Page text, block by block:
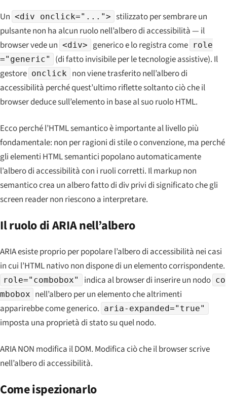
Un <div onclick="..."> stilizzato per sembrare un
pulsante non ha alcun ruolo nell’albero di accessibilità — il
browser vede un <div> generico e lo registra come role
="generic"
(di fatto invisibile per le tecnologie assistive). Il
gestore onclick non viene trasferito nell’albero di
accessibilità perché quest’ultimo riflette soltanto ciò che il
browserdeducesull’elemento in base al suo ruolo HTML.
Ecco perché l’HTML semantico è importante al livello più
fondamentale: non per ragioni di stile o convenzione, ma perché
gli elementi HTML semantici popolano automaticamente
l’albero di accessibilità con i ruoli corretti. Il markup non
semantico crea un albero fatto di div privi di significato che gli
screen reader non riescono a interpretare.
Il ruolo di ARIA nell’albero
ARIA esiste proprio per popolare l’albero di accessibilità nei casi
in cui l’HTML nativo non dispone di un elemento corrispondente.
role="combobox" indica al browser di inserire un nodo co
mbobox nell’albero per un elemento che altrimenti
apparirebbe come generico. aria-expanded="true"
imposta una proprietà di stato su quel nodo.
ARIA NON modifica il DOM. Modifica ciò che il browser scrive
nell’albero di accessibilità.
Come ispezionarlo